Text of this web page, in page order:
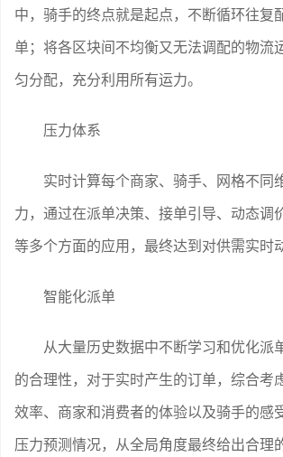
中，骑手的终点就是起点，不断循环往复
单；将各区块间不均衡又无法调配的物流
匀分配，充分利用所有运力。
压力体系
实时计算每个商家、骑手、网格不同
力，通过在派单决策、接单引导、动态调
等多个方面的应用，最终达到对供需实时
智能化派单
从大量历史数据中不断学习和优化派
的合理性，对于实时产生的订单，综合考
效率、商家和消费者的体验以及骑手的感
压力预测情况，从全局角度最终给出合理